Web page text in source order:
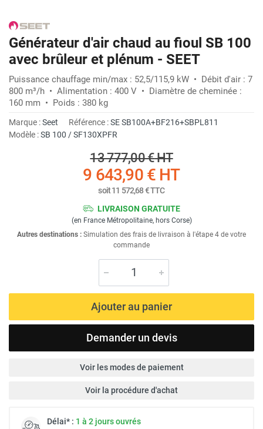
Générateur d'air chaud au fioul SB 100
avec brûleur et plénum - SEET
Puissance chauffage min/max : 52,5/115,9 kW • Débit d'air : 7
800 m³/h • Alimentation : 400 V • Diamètre de cheminée :
160 mm • Poids : 380 kg
Marque :Seet Référence :SE SB100A+BF216+SBPL811
Modèle :SB 100 / SF130XPFR
13 777,00 €HT
9 643,90 € HT
soit11 572,68 €TTC
LIVRAISON GRATUITE
(en France Métropolitaine, hors Corse)
Autres destinations : Simulation des frais de livraison à l'étape 4 de votre
commande
Ajouter au panier
Demander un devis
Voir les modes de paiement
Voir la procédure d'achat
Délai* : 1 à 2 jours ouvrés